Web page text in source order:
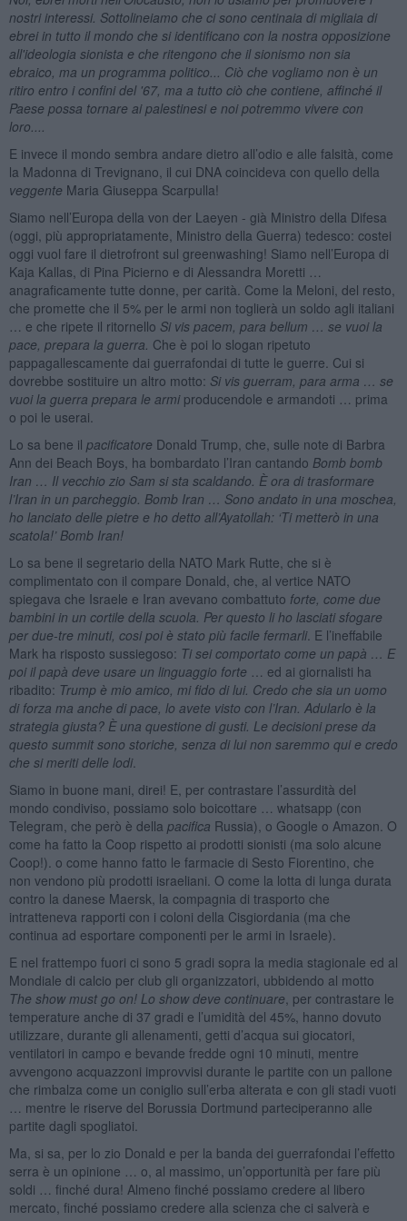
nostri interessi. Sottolineiamo che ci sono centinaia di migliaia di
ebrei in tutto il mondo che si identificano con la nostra opposizione
all'ideologia sionista e che ritengono che il sionismo non sia
ebraico, ma un programma politico... Ciò che vogliamo non è un
ritiro entro i confini del '67, ma a tutto ciò che contiene, affinché il
Paese possa tornare ai palestinesi e noi potremmo vivere con
loro....
E invece il mondo sembra andare dietro all’odio e alle falsità, come
la Madonna di Trevignano, il cui DNA coincideva con quello della
veggente Maria Giuseppa Scarpulla!
Siamo nell’Europa della von der Laeyen - già Ministro della Difesa
(oggi, più appropriatamente, Ministro della Guerra) tedesco: costei
oggi vuol fare il dietrofront sul greenwashing! Siamo nell’Europa di
Kaja Kallas, di Pina Picierno e di Alessandra Moretti …
anagraficamente tutte donne, per carità. Come la Meloni, del resto,
che promette che il 5% per le armi non toglierà un soldo agli italiani
… e che ripete il ritornello Si vis pacem, para bellum … se vuoi la
pace, prepara la guerra. Che è poi lo slogan ripetuto
pappagallescamente dai guerrafondai di tutte le guerre. Cui si
dovrebbe sostituire un altro motto: Si vis guerram, para arma … se
vuoi la guerra prepara le armi producendole e armandoti … prima
o poi le userai.
Lo sa bene il pacificatore Donald Trump, che, sulle note di Barbra
Ann dei Beach Boys, ha bombardato l’Iran cantando Bomb bomb
Iran … Il vecchio zio Sam si sta scaldando. È ora di trasformare
l’Iran in un parcheggio. Bomb Iran … Sono andato in una moschea,
ho lanciato delle pietre e ho detto all’Ayatollah: ‘Ti metterò in una
scatola!’ Bomb Iran!
Lo sa bene il segretario della NATO Mark Rutte, che si è
complimentato con il compare Donald, che, al vertice NATO
spiegava che Israele e Iran avevano combattuto forte, come due
bambini in un cortile della scuola. Per questo li ho lasciati sfogare
per due-tre minuti, cosi poi è stato più facile fermarli. E l’ineffabile
Mark ha risposto sussiegoso: Ti sei comportato come un papà … E
poi il papà deve usare un linguaggio forte … ed ai giornalisti ha
ribadito: Trump è mio amico, mi fido di lui. Credo che sia un uomo
di forza ma anche di pace, lo avete visto con l’Iran. Adularlo è la
strategia giusta? È una questione di gusti. Le decisioni prese da
questo summit sono storiche, senza di lui non saremmo qui e credo
che si meriti delle lodi.
Siamo in buone mani, direi! E, per contrastare l’assurdità del
mondo condiviso, possiamo solo boicottare … whatsapp (con
Telegram, che però è della pacifica Russia), o Google o Amazon. O
come ha fatto la Coop rispetto ai prodotti sionisti (ma solo alcune
Coop!). o come hanno fatto le farmacie di Sesto Fiorentino, che
non vendono più prodotti israeliani. O come la lotta di lunga durata
contro la danese Maersk, la compagnia di trasporto che
intratteneva rapporti con i coloni della Cisgiordania (ma che
continua ad esportare componenti per le armi in Israele).
E nel frattempo fuori ci sono 5 gradi sopra la media stagionale ed al
Mondiale di calcio per club gli organizzatori, ubbidendo al motto
The show must go on! Lo show deve continuare , per contrastare le
temperature anche di 37 gradi e l’umidità del 45%, hanno dovuto
utilizzare, durante gli allenamenti, getti d’acqua sui giocatori,
ventilatori in campo e bevande fredde ogni 10 minuti, mentre
avvengono acquazzoni improvvisi durante le partite con un pallone
che rimbalza come un coniglio sull’erba alterata e con gli stadi vuoti
… mentre le riserve del Borussia Dortmund parteciperanno alle
partite dagli spogliatoi.
Ma, si sa, per lo zio Donald e per la banda dei guerrafondai l’effetto
serra è un opinione … o, al massimo, un’opportunità per fare più
soldi … finché dura! Almeno finché possiamo credere al libero
mercato, finché possiamo credere alla scienza che ci salverà e